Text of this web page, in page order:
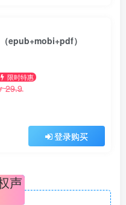
epub+mobi+pdf）
限时特惠
29.9
登录购买
声